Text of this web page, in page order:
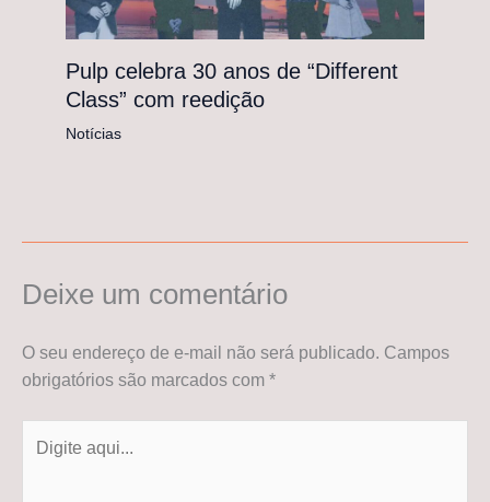
Pulp celebra 30 anos de “Different
Class” com reedição
Notícias
Deixe um comentário
O seu endereço de e-mail não será publicado. Campos
obrigatórios são marcados com *
aqui...